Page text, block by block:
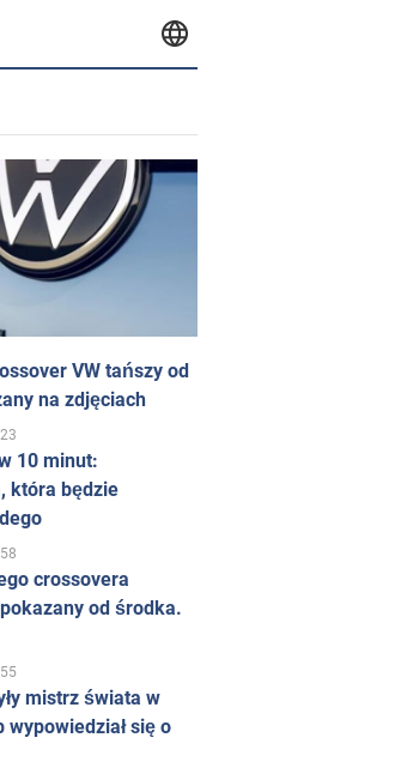
VW tańszy od
na zdjęciach
10 minut:
która będzie
crossovera
od środka.
mistrz świata w
się o